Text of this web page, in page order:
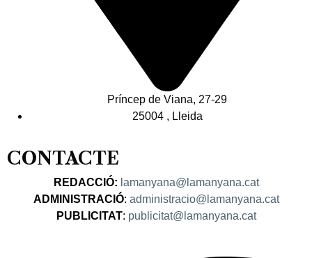
Príncep de Viana, 27-29
25004 , Lleida
CONTACTE
REDACCIÓ: lamanyana@lamanyana.cat
ADMINISTRACIÓ: administracio@lamanyana.cat
PUBLICITAT: publicitat@lamanyana.cat